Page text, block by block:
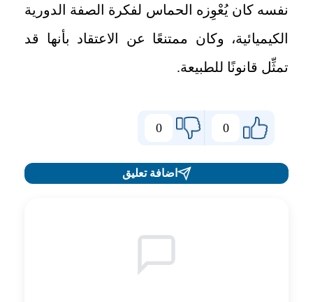
نفسه كان يُعْوِزه الحماس لفكرة الصفة الدورية
الكيميائية، وكان ممتنعًا عن الاعتقاد بأنها قد
تمثِّل قانونًا للطبيعة.
0
0
اضافة تعليق